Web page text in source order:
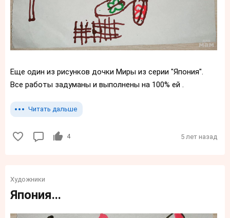
Еще один из рисунков дочки Миры из серии "Япония".
Все работы задуманы и выполнены на 100% ей .
Читать дальше
4 5 лет назад
Художники
Япония...